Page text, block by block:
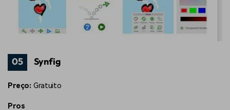
05 Synfig
Preço: Gratuito
Pros